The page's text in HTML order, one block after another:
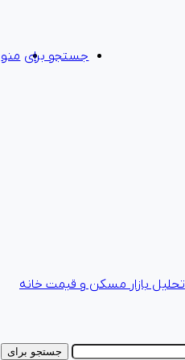
منو جستجو برای
تحلیل بازار مسکن و قیمت خانه
جستجو برای